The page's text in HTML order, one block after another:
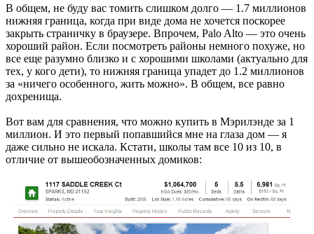
В общем, не буду вас томить слишком долго — 1.7 миллионов
нижняя граница, когда при виде дома не хочется поскорее
закрыть страничку в браузере. Впрочем, Palo Alto — это очень
хороший район. Если посмотреть районы немного похуже, но
все еще разумно близко и с хорошими школами (актуально для
тех, у кого дети), то нижняя граница упадет до 1.2 миллионов
за «ничего особенного, жить можно». В общем, все равно
дохренища.
Вот вам для сравнения, что можно купить в Мэрилэнде за 1
миллион. И это первый попавшийся мне на глаза дом — я
даже сильно не искала. Кстати, школы там все 10 из 10, в
отличие от вышеобозначенных домиков: